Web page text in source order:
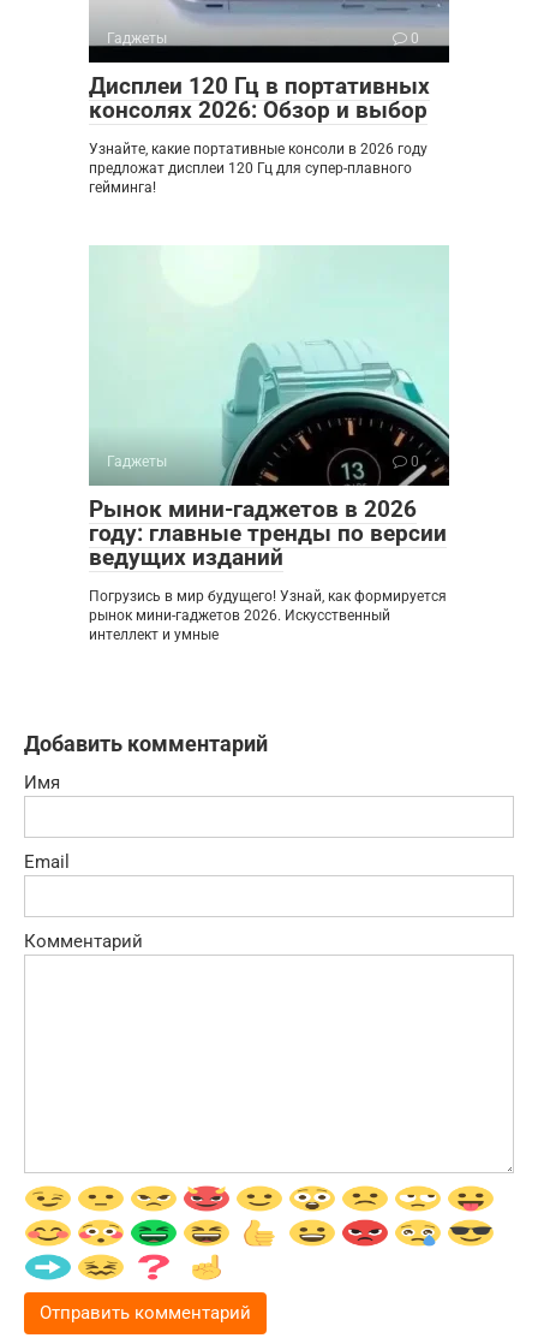
Гаджеты 0
Дисплеи 120 Гц в портативных
консолях 2026: Обзор и выбор
Узнайте, какие портативные консоли в 2026 году
предложат дисплеи 120 Гц для супер-плавного
гейминга!
Гаджеты 0
Рынок мини-гаджетов в 2026
году: главные тренды по версии
ведущих изданий
Погрузись в мир будущего! Узнай, как формируется
рынок мини-гаджетов 2026. Искусственный
интеллект и умные
Добавить комментарий
Имя
Email
Комментарий